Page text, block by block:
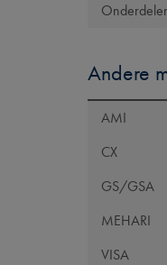
Andere
AMI
CX
GS/GSA
MEHARI
VISA